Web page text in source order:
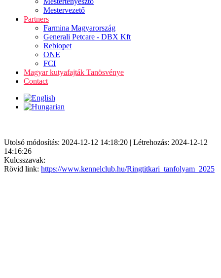
Mestervezető
Partners
Farmina Magyarország
Generali Petcare - DBX Kft
Rebiopet
ONE
FCI
Magyar kutyafajták Tanösvénye
Contact
Utolsó módosítás: 2024-12-12 14:18:20 | Létrehozás: 2024-12-12
14:16:26
Kulcsszavak:
Rövid link: https://www.kennelclub.hu/Ringtitkari_tanfolyam_2025